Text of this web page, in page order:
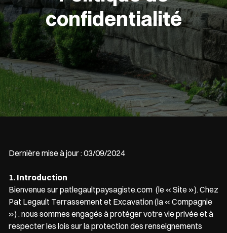
confidentialité
Dernière mise à jour : 03/09/2024
1. Introduction
Bienvenue sur patlegaultpaysagiste.com (le « Site »). Chez
Pat Legault Terrassement et Excavation (la « Compagnie
») , nous sommes engagés à protéger votre vie privée et à
respecter les lois sur la protection des renseignements